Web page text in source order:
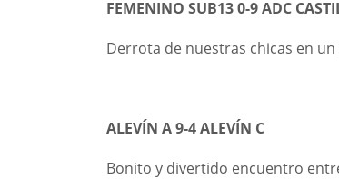
FEMENINO SUB13 0-9 ADC
Derrota de nuestras chicas en
ALEVÍN A 9-4 ALEVÍN C
Bonito y divertido encuentro